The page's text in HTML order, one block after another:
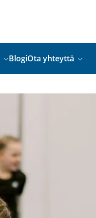
BlogiOta yhteyttä